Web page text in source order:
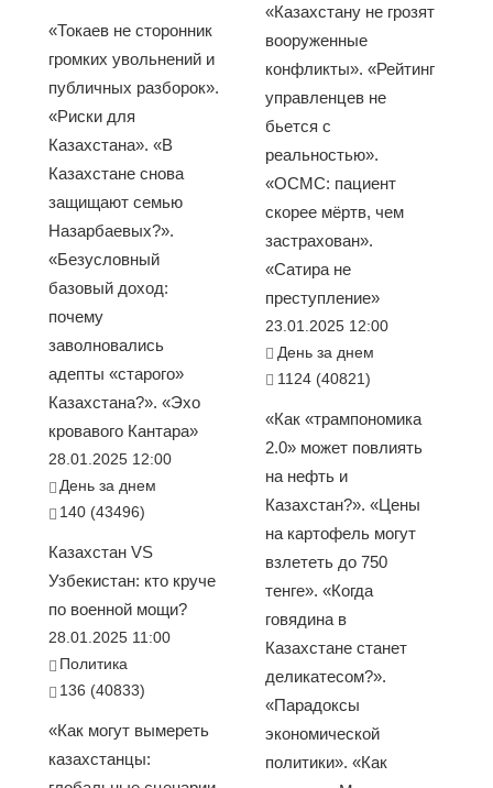
«Токаев не сторонник
громких увольнений и
публичных разборок».
«Риски для
Казахстана». «В
Казахстане снова
защищают семью
Назарбаевых?».
«Безусловный
базовый доход:
почему
заволновались
адепты «старого»
Казахстана?». «Эхо
кровавого Кантара»
28.01.2025 12:00
День за днем
140 (43496)
Казахстан VS
Узбекистан: кто круче
по военной мощи?
28.01.2025 11:00
Политика
136 (40833)
«Как могут вымереть
казахстанцы:
«Казахстану не грозят
вооруженные
конфликты». «Рейтинг
управленцев не
бьется с
реальностью».
«ОСМС: пациент
скорее мёртв, чем
застрахован».
«Сатира не
преступление»
23.01.2025 12:00
День за днем
1124 (40821)
«Как «трампономика
2.0» может повлиять
на нефть и
Казахстан?». «Цены
на картофель могут
взлететь до 750
тенге». «Когда
говядина в
Казахстане станет
деликатесом?».
«Парадоксы
экономической
политики». «Как